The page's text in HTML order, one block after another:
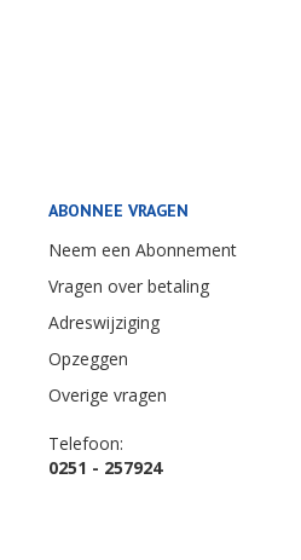
ABONNEE VRAGEN
Neem een Abonnement
Vragen over betaling
Adreswijziging
Opzeggen
Overige vragen
Telefoon:
0251 - 257924